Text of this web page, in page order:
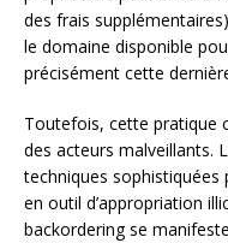
des frais
le domaine disponible
précisément cette
Toutefois, cette pratique
des acteurs malveillants.
techniques
en outil d’appropriation
backordering se